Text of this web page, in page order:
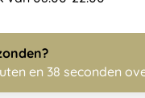
en 36 seconden over